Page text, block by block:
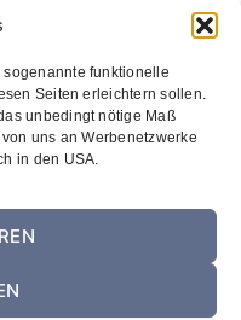
funktionelle
Seiten erleichtern sollen.
unbedingt nötige Maß
uns an Werbenetzwerke
in den USA.
»O Freude